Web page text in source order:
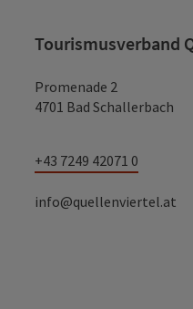
Tourismusverband
Promenade 2
4701 Bad Schallerbach
+43 7249 42071 0
info@quellenviertel.at